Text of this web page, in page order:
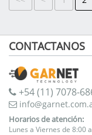
CONTACTANOS
+54 (11) 7078-
Horarios de atención:
Lunes a Viernes de 8:00